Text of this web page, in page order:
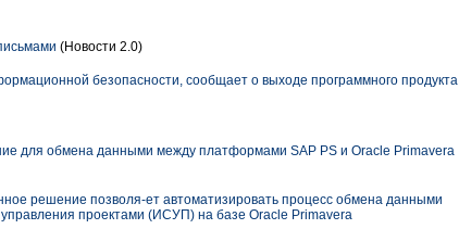
(Новости 2.0)
безопасности, сообщает о выходе программного продукта
для обмена данными между платформами SAP PS и Oracle Primavera
решение позволя-ет автоматизировать процесс обмена данными
проектами (ИСУП) на базе Oracle Primavera